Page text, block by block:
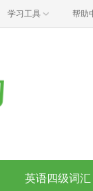
学习工具 帮助
英语四级词汇